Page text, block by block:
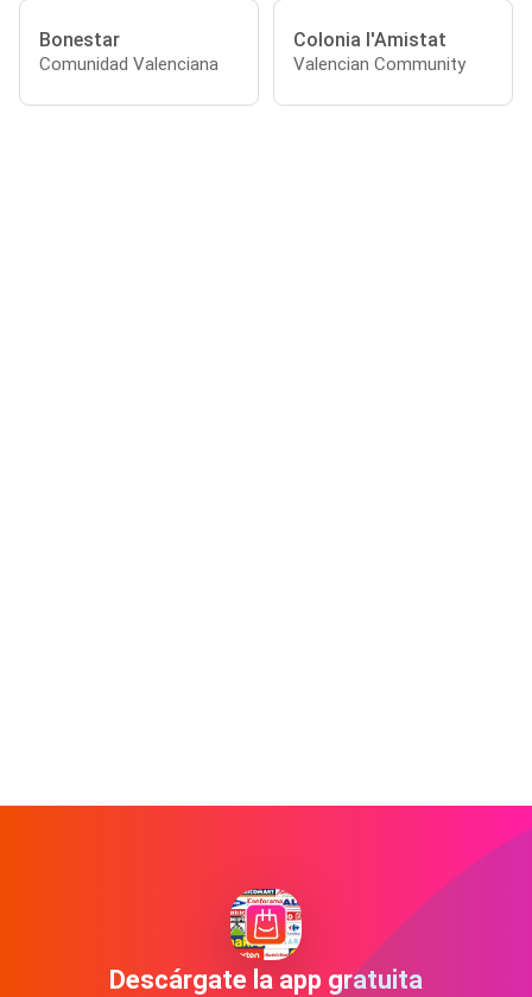
Bonestar
Comunidad Valenciana
Colonia l'Amistat
Valencian Community
Descárgate la app gratuita